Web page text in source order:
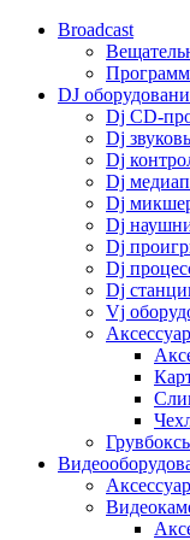
Broadcast
DJ
Dj CD-
Dj
Dj
Dj
Dj
Dj
Dj
Dj
Dj
Vj